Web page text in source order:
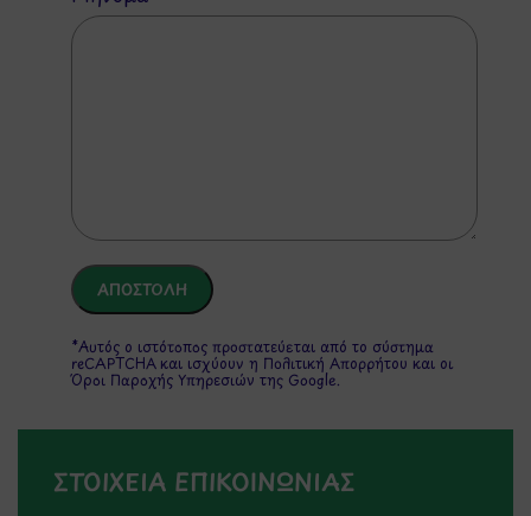
*Αυτός ο ιστότοπος προστατεύεται από το σύστημα
reCAPTCHA και ισχύουν η Πολιτική Απορρήτου και οι
Όροι Παροχής Υπηρεσιώντης Google.
ΣΤΟΙΧΕΙΑ ΕΠΙΚΟΙΝΩΝΙΑΣ